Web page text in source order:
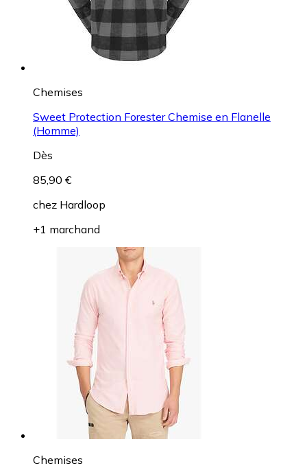
Chemises
Sweet Protection Forester Chemise en Flanelle
(Homme)
Dès
85,90 €
chez Hardloop
+1 marchand
Chemises